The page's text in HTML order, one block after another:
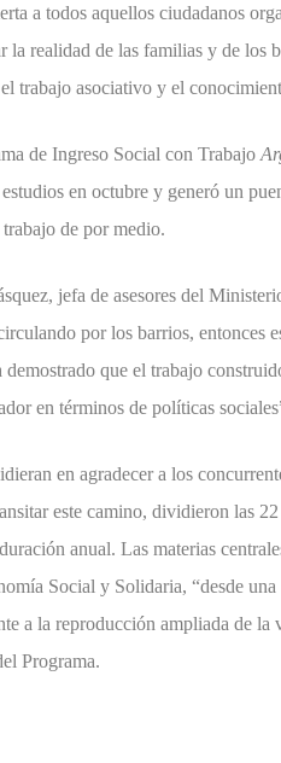
a todos aquellos ciudadanos
la realidad de las familias y de los
trabajo asociativo y el
de Ingreso Social con Trabajo
en octubre y generó un
de por medio.
jefa de asesores del
por los barrios, entonces
demostrado que el trabajo
en términos de políticas
en agradecer a los
este camino, dividieron las
anual. Las materias
Social y Solidaria, “desde
a la reproducción ampliada de la
Programa.